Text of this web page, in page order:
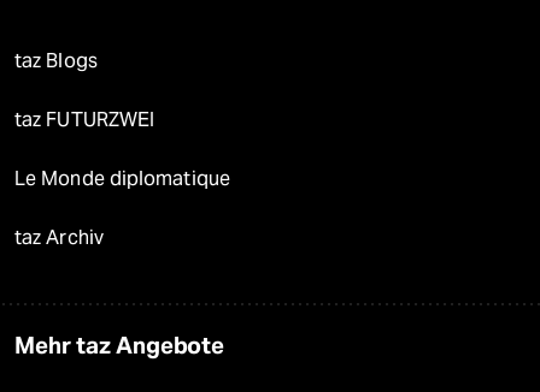
taz Blogs
taz FUTURZWEI
Le Monde diplomatique
taz Archiv
Mehr taz Angebote